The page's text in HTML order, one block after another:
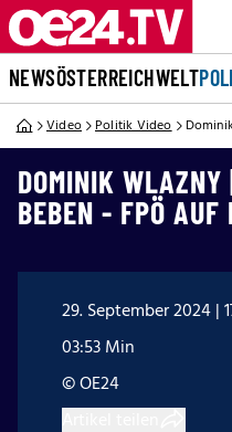
NEWSÖSTERREICHWELT
Video Politik Video
DOMINIK
BEBEN - FPÖ AUF
29. September 2024 |
03:53 Min
© OE24